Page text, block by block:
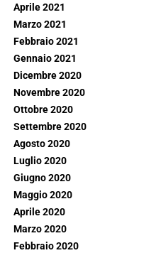
Aprile 2021
Marzo 2021
Febbraio 2021
Gennaio 2021
Dicembre 2020
Novembre 2020
Ottobre 2020
Settembre 2020
Agosto 2020
Luglio 2020
Giugno 2020
Maggio 2020
Aprile 2020
Marzo 2020
Febbraio 2020